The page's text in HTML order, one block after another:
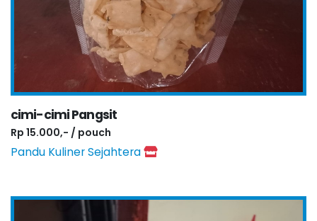
cimi-cimi Pangsit
Rp 15.000,- / pouch
Pandu Kuliner Sejahtera